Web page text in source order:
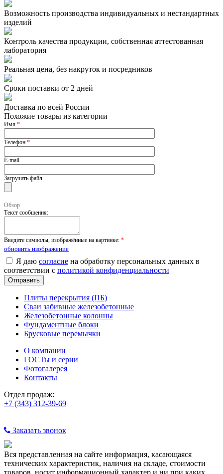
Возможность производства индивидуальных и нестандартных
изделий
Контроль качества продукции, собственная аттестованная
лаборатория
Реальная цена, без накруток и посредников
Сроки поставки от 2 дней
Доставка по всей России
Похожие товары из категории
Имя *
Телефон *
E-mail
Загрузить файл
Обзор
Текст сообщения:
Введите символы, изображённые на картинке: *
обновить изображение
Я даю согласие на обработку персональных данных в
соответствии с политикой конфиденциальности
Плиты перекрытия (ПБ)
Сваи забивные железобетонные
Железобетонные колонны
Фундаментные блоки
Брусковые перемычки
О компании
ГОСТы и серии
Фотогалерея
Контакты
Отдел продаж:
+7 (343) 312-39-69
Заказать звонок
Вся представленная на сайте информация, касающаяся
технических характеристик, наличия на складе, стоимости